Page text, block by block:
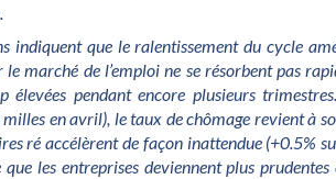
indiquent que le ralentissement du cycle
marché de l’emploi ne se résorbent pas
pendant encore plusieurs
en avril), le taux de chômage revient à
ré accélèrent de façon inattendue (+0.5%
les entreprises deviennent plus prudentes